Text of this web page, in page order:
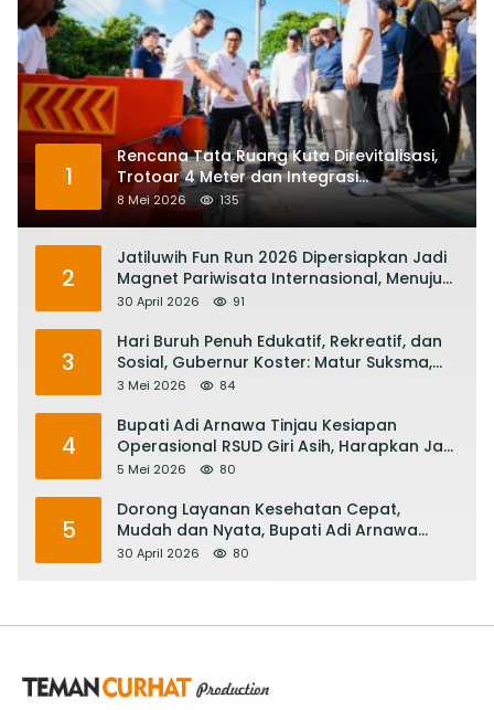
1
Rencana Tata Ruang Kuta Direvitalisasi,
Trotoar 4 Meter dan Integrasi
Transportasi Listrik
8 Mei 2026 135
2
Jatiluwih Fun Run 2026 Dipersiapkan Jadi
Magnet Pariwisata Internasional, Menuju
Satu Abad Pariwisata Bali
30 April 2026 91
3
Hari Buruh Penuh Edukatif, Rekreatif, dan
Sosial, Gubernur Koster: Matur Suksma,
Keringat Pekerja Mesin Ekonomi Bali
3 Mei 2026 84
4
Bupati Adi Arnawa Tinjau Kesiapan
Operasional RSUD Giri Asih, Harapkan Jadi
RS Rujukan Terbaik
5 Mei 2026 80
5
Dorong Layanan Kesehatan Cepat,
Mudah dan Nyata, Bupati Adi Arnawa
Evaluasi ‘Mantap Nak Badung’
30 April 2026 80